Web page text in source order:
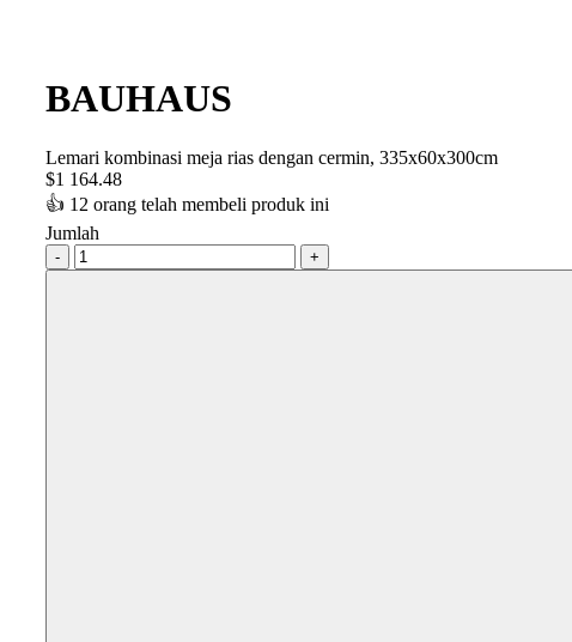
BAUHAUS
Lemari kombinasi meja rias dengan cermin, 335x60x300cm
$1 164.48
👍 12 orang telah membeli produk ini
Jumlah
- +